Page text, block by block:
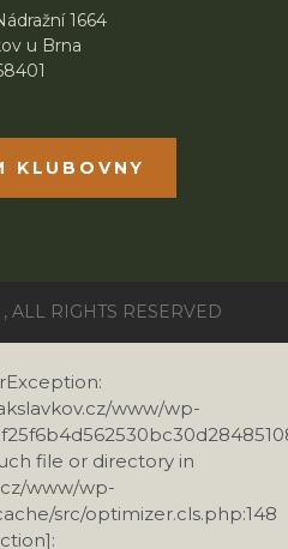
1664
u Brna
KLUBOVNY
ALL RIGHTS RESERVED
www/wp-
file or directory in
www/wp-
src/optimizer.cls.php:148